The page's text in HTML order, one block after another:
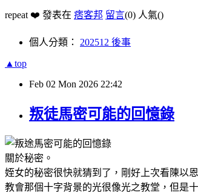
repeat ❤️ 發表在 痞客邦 留言(0) 人氣()
個人分類： 202512 後事
▲top
Feb 02 Mon 2026 22:42
叛徒馬密可能的回憶錄
關於秘密。
姪女的秘密很快就猜到了，剛好上次看陳以
教會那個十字背景的光很像光之教堂，但是